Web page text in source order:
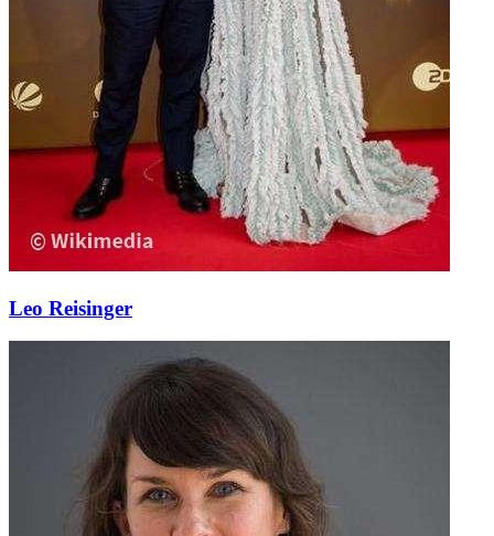
Leo Reisinger